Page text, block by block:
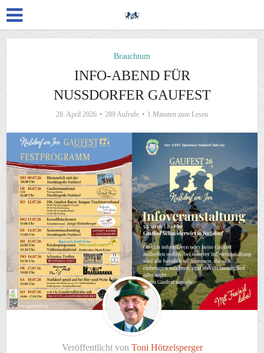
Brauchtum
INFO-ABEND FÜR
NUSSDORFER GAUFEST
28. April 2026 289 Aufrufe 1 Minuten zum Lesen
Veröffentlicht von Toni Hötzelsperger